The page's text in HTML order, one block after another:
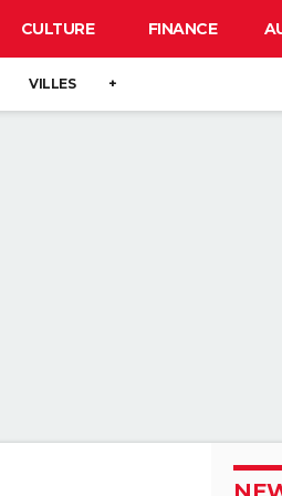
CULTURE FINANCE
VILLES +